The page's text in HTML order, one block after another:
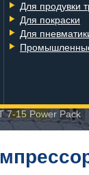
Для продувки
Для покраски
Для
7-15 Power Pack